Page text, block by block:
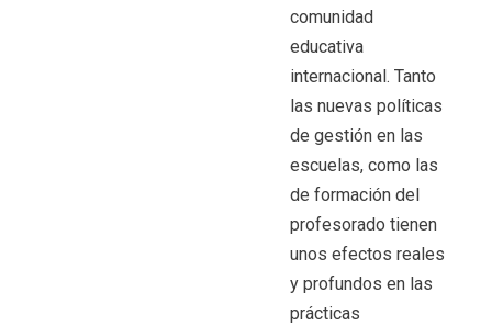
comunidad
educativa
internacional. Tanto
las nuevas políticas
de gestión en las
escuelas, como las
de formación del
profesorado tienen
unos efectos reales
y profundos en las
prácticas